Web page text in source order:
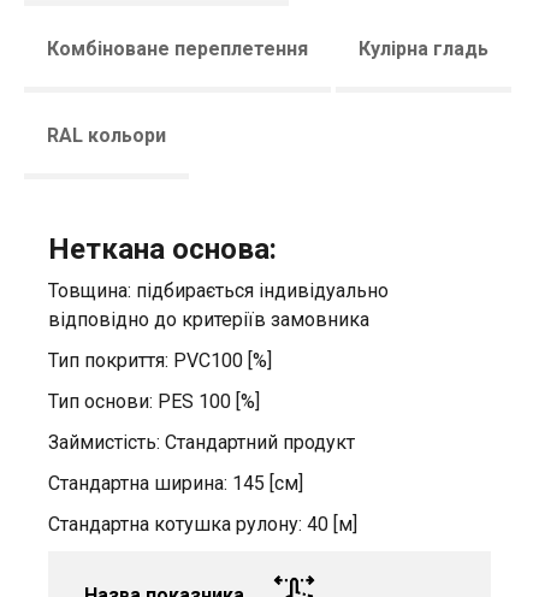
Комбіноване переплетення Кулірна гладь
RAL кольори
Неткана основа:
Товщина: підбирається індивідуально
відповідно до критеріїв замовника
Тип покриття: PVC100 [%]
Тип основи: PES 100 [%]
Займистість: Стандартний продукт
Стандартна ширина: 145 [см]
Стандартна котушка рулону: 40 [м]